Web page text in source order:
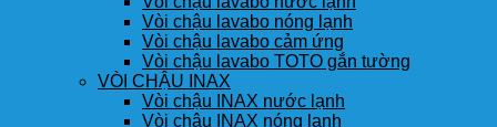
Vòi chậu lavabo nóng lạnh
Vòi chậu lavabo cảm ứng
Vòi chậu lavabo TOTO gắn tường
VÒI CHẬU INAX
Vòi chậu INAX nước lạnh
Vòi chậu INAX nóng lạnh